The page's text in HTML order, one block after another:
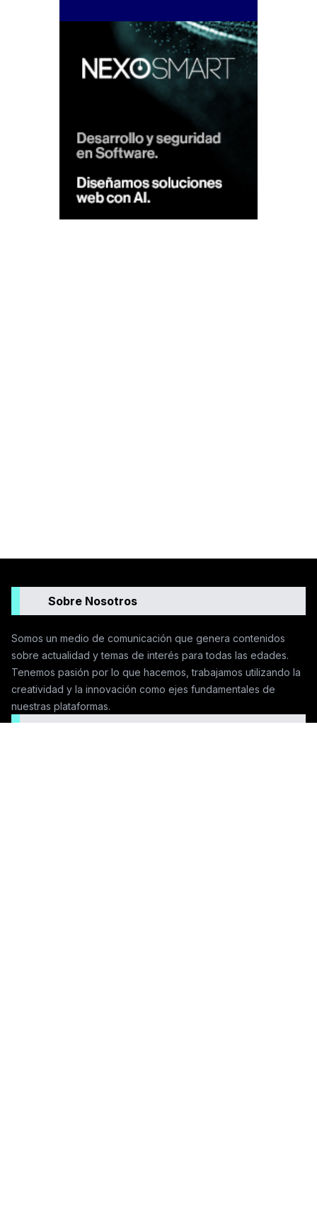
Sobre Nosotros
Somos un medio de comunicación que genera contenidos
sobre actualidad y temas de interés para todas las edades.
Tenemos pasión por lo que hacemos, trabajamos utilizando la
creatividad y la innovación como ejes fundamentales de
nuestras plataformas.